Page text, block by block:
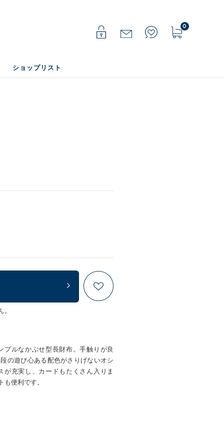
0
ショップリスト
プルなかぶせ型長財布。手触りが良
の遊び心ある配色がさりげないオシ
充実し、カードもたくさん入りま
便利です。